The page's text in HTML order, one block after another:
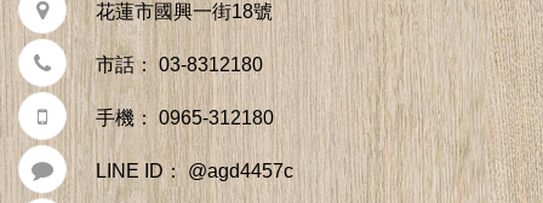
花蓮市國興一街18號
市話： 03-8312180
手機： 0965-312180
LINE ID： @agd4457c